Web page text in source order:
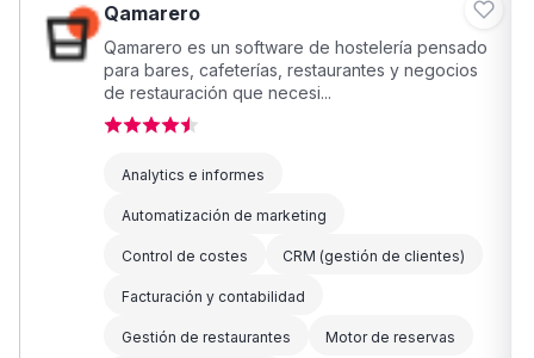
Qamarero
Qamarero es un software de hostelería pensado
para bares, cafeterías, restaurantes y negocios
de restauración que necesi...
Analytics e informes
Automatización de marketing
Control de costes CRM (gestión de clientes)
Facturación y contabilidad
Gestión de restaurantes Motor de reservas